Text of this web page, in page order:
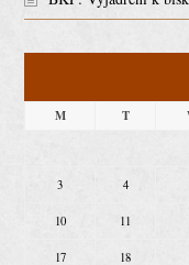
M T
3 4
10 11
17 18